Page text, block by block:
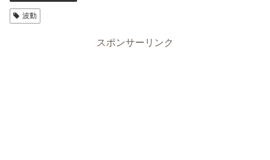
波動
スポンサーリンク